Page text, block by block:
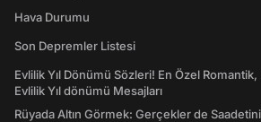
Hava Durumu
Son Depremler Listesi
Evlilik Yıl Dönümü Sözleri! En Özel
Evlilik Yıl dönümü Mesajları
Rüyada Altın Görmek: Gerçekler de